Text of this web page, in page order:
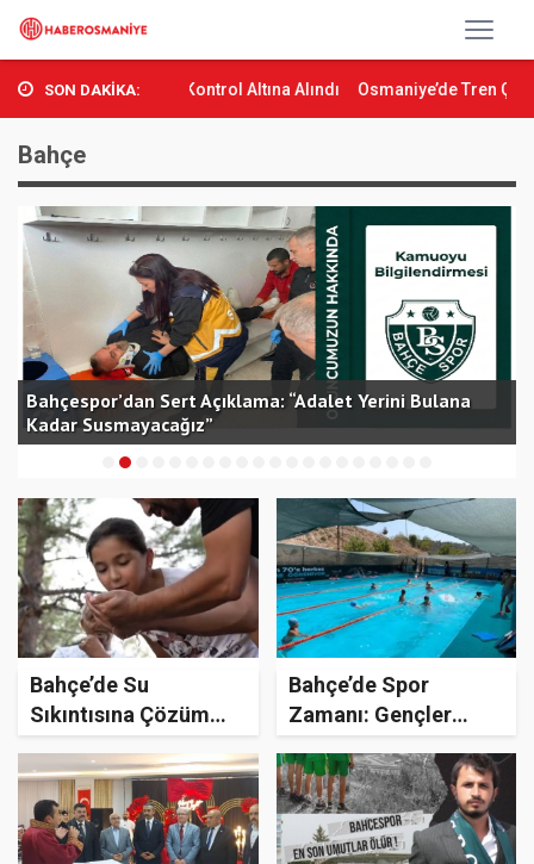
SON DAKİKA:
Yangını Kontrol Altına Alındı Osmaniye’de Tren Çarpması:
Bahçe
Bahçespor’dan Sert Açıklama: “Adalet Yerini Bulana
Kadar Susmayacağız”
Bahçe’de Su
Sıkıntısına Çözüm
İçin Kuyu Açıldı
Bahçe’de Spor
Zamanı: Gençler
Sporla Buluşuyor